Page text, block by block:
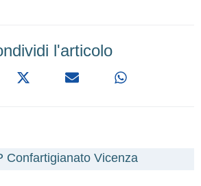
l'articolo
Confartigianato Vicenza